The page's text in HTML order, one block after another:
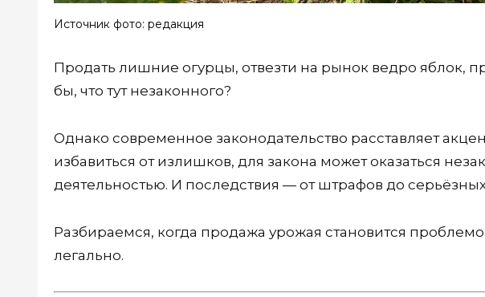
Источник фото: редакция
Продать лишние огурцы, отвезти на рынок ведро яблок,
бы, что тут незаконного?
Однако современное законодательство расставляет
избавиться от излишков, для закона может оказаться
деятельностью. И последствия — от штрафов до серьёзных
Разбираемся, когда продажа урожая становится
легально.